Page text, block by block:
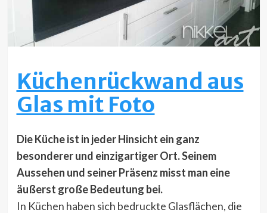
Küchenrückwand aus
Glas mit Foto
Die Küche ist in jeder Hinsicht ein ganz
besonderer und einzigartiger Ort. Seinem
Aussehen und seiner Präsenz misst man eine
äußerst große Bedeutung bei.
In Küchen haben sich bedruckte Glasflächen, die